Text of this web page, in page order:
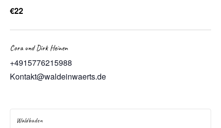
€22
Cora und Dirk Heinen
+4915776215988
Kontakt@waldeinwaerts.de
Waldbaden